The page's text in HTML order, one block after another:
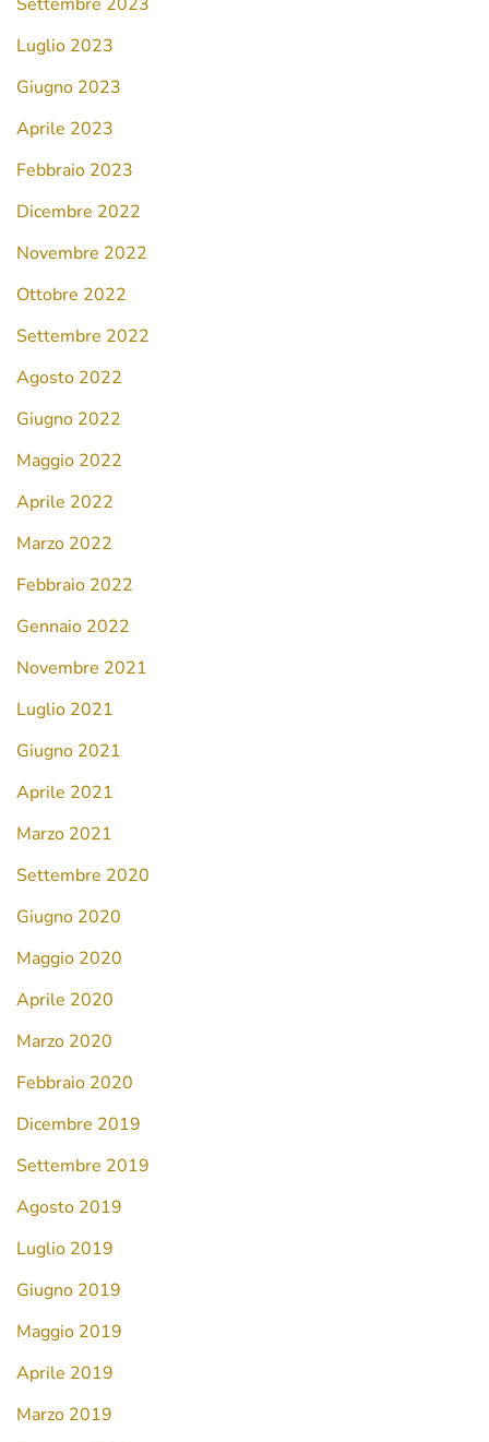
Luglio 2023
Giugno 2023
Aprile 2023
Febbraio 2023
Dicembre 2022
Novembre 2022
Ottobre 2022
Settembre 2022
Agosto 2022
Giugno 2022
Maggio 2022
Aprile 2022
Marzo 2022
Febbraio 2022
Gennaio 2022
Novembre 2021
Luglio 2021
Giugno 2021
Aprile 2021
Marzo 2021
Settembre 2020
Giugno 2020
Maggio 2020
Aprile 2020
Marzo 2020
Febbraio 2020
Dicembre 2019
Settembre 2019
Agosto 2019
Luglio 2019
Giugno 2019
Maggio 2019
Aprile 2019
Marzo 2019